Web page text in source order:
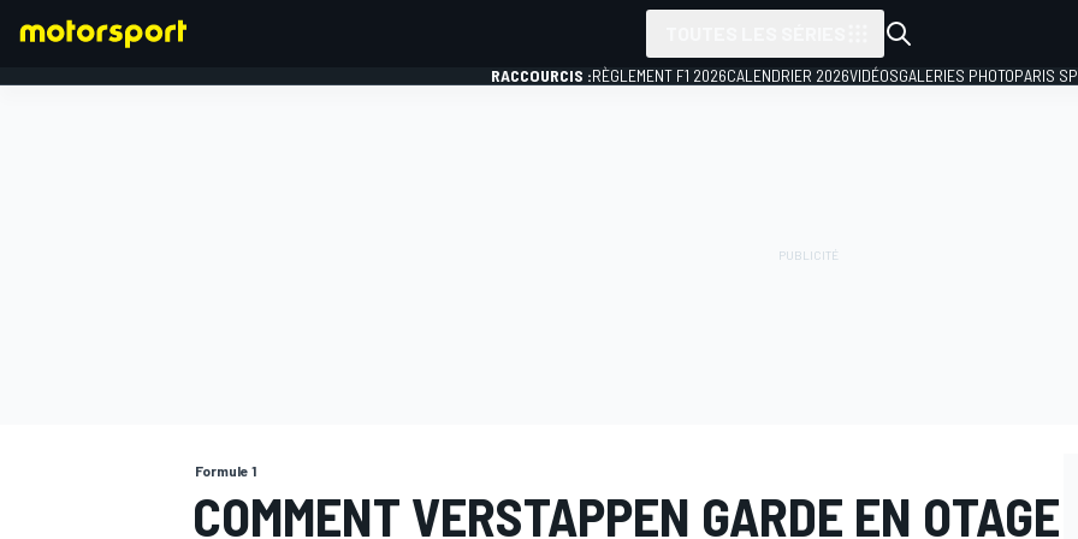
RACCOURCIS :RÈGLEMENT F1 2026CALENDRIER 2026VIDÉOSGALERIES PHOTOPARIS
Formule 1
COMMENT VERSTAPPEN GARDE EN OTAGE